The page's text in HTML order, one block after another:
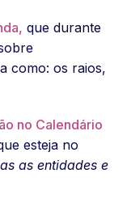
que durante
como: os raios,
no Calendário
esteja no
as entidades e